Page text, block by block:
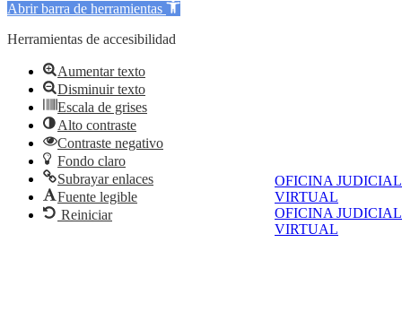
OFICINA JUDICIAL
VIRTUAL
OFICINA JUDICIAL
VIRTUAL
Abrir barra de herramientas
Herramientas de accesibilidad
Aumentar texto
Disminuir texto
Escala de grises
Alto contraste
Contraste negativo
Fondo claro
Subrayar enlaces
Fuente legible
Reiniciar